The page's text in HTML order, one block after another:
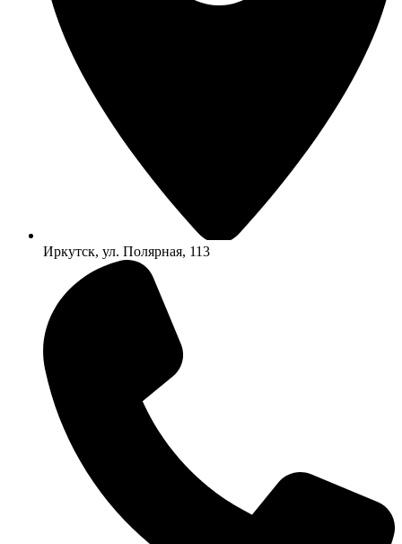
Иркутск, ул. Полярная, 113